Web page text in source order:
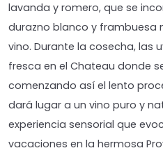
lavanda y romero, que se
durazno blanco y frambuesa
vino. Durante la cosecha, las
fresca en el Chateau donde
comenzando así el lento
dará lugar a un vino puro y
experiencia sensorial que
vacaciones en la hermosa